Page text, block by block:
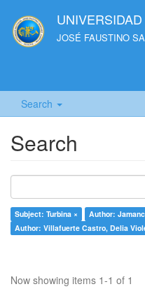
JOSÉ FAUSTINO
Search
Search
Subject: Turbina × Author:
Author: Villafuerte Castro, Delia
Now showing items 1-1 of 1